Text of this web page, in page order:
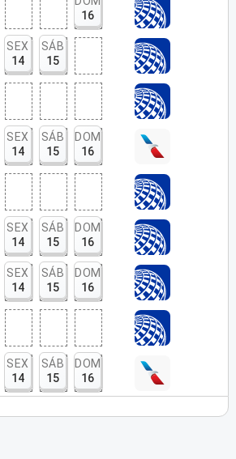
16
SEX
14
SÁB
15
SEX
14
SÁB
15
DOM
16
SEX
14
SÁB
15
DOM
16
SEX
14
SÁB
15
DOM
16
SEX
14
SÁB
15
DOM
16